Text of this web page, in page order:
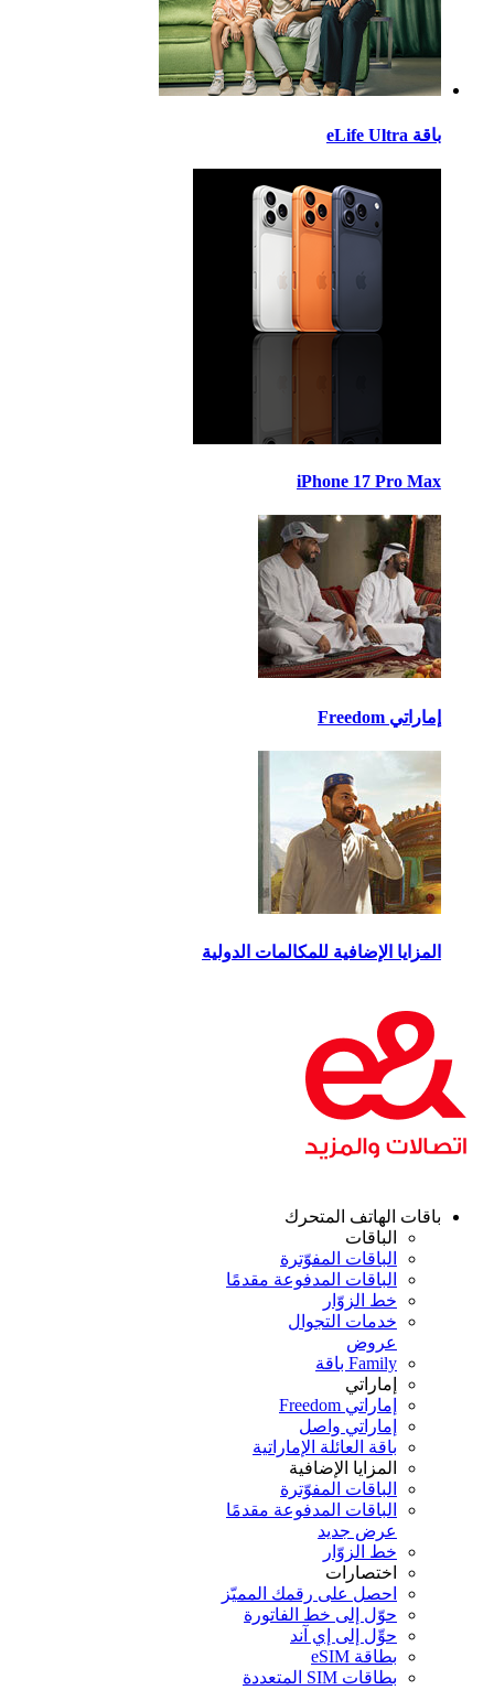
iPhone 17 Pro
الإضافية للمكالمات الدولية
الهاتف المتحرك
الباقات
الباقات المفوّترة
الباقات المدفوعة مقدمًا
خط الزوّار
خدمات التجوال
Family باقة
إماراتي
إماراتي Freedom
إماراتي واصل
باقة العائلة الإماراتية
المزايا الإضافية
الباقات المفوّترة
الباقات المدفوعة مقدمًا
عرض جديد
خط الزوّار
اختصارات
احصل على رقمك المميّز
حوّل إلى خط الفاتورة
حوِّل إلى إي آند
بطاقة eSIM
بطاقات SIM المتعددة